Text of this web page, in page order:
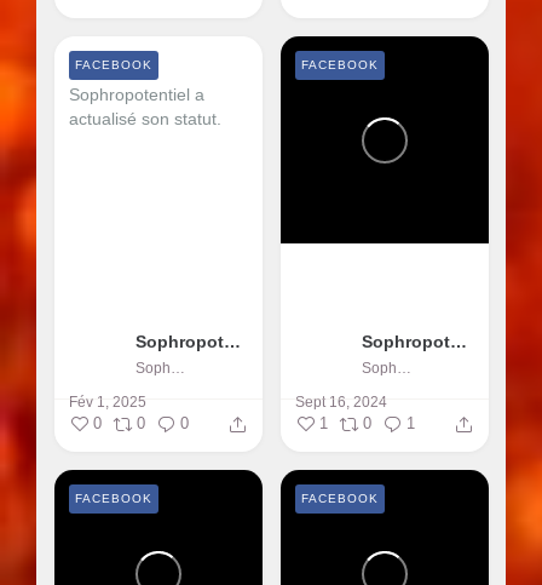
Sophropotentiel a
actualisé son statut.
Sophropotentiel
Fév 1, 2025
FACEBOOK
0 0 0
Sophropotentiel
Sept 16, 2024
FACEBOOK
1 0 1
FACEBOOK FACEBOOK